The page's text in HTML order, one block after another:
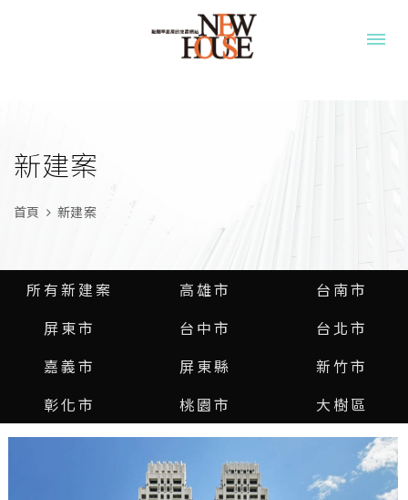
新建案
首頁 新建案
所有新建案 高雄市 台南市
屏東市 台中市 台北市
嘉義市 屏東縣 新竹市
彰化市 桃園市 大樹區